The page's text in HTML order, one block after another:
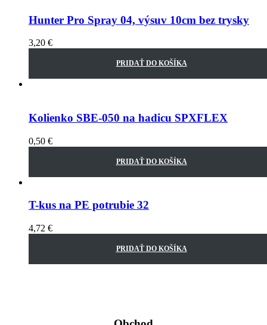
Hunter Pro Spray 04, výsuv 10cm bez trysky
3,20 €
PRIDAŤ DO KOŠÍKA
Kolienko SBE-050 na hadicu SPXFLEX
0,50 €
PRIDAŤ DO KOŠÍKA
T-kus na PE potrubie 32
4,72 €
PRIDAŤ DO KOŠÍKA